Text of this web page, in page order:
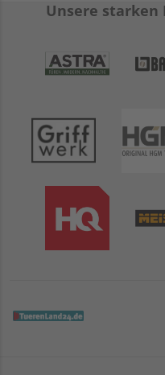
Unsere